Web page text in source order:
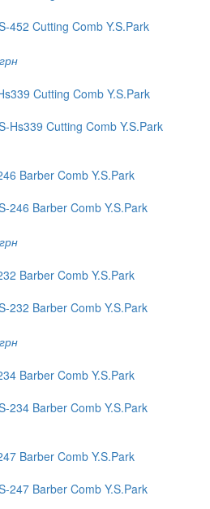
Cutting Comb Y.S.Park
Barber Comb Y.S.Park
Barber Comb Y.S.Park
Barber Comb Y.S.Park
Barber Comb Y.S.Park